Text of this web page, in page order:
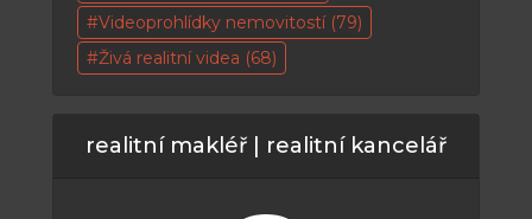
Videoprohlídky nemovitostí(79)
Živá realitní videa (68)
realitní makléř | realitní kancelář